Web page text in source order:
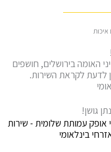
איכות
בנייני האומה בירושלים, חושפים
לדעת לקראת השירות.
גושן!
אופק עמותת שלומית - שירות
בינלאומי